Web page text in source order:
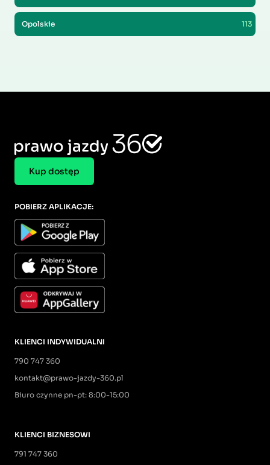
Opolskie 113
Kup dostęp
KLIENCI INDYWIDUALNI
790 747 360
kontakt@prawo-jazdy-360.pl
Biuro czynne pn-pt: 8:00-15:00
KLIENCI BIZNESOWI
791 747 360
POBIERZ APLIKACJE: